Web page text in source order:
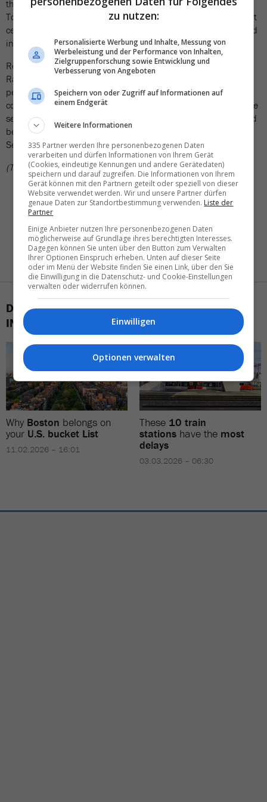
the new connection should be an exciting alternative – after all,
Toulouse is one of France's most important economic and tourist
centers. In addition, direct rail connections that were interrupted
in recent years are being restored.
Renfe is awaiting approval from the European Union Agency for
Railways (EUAR) to begin operations in Toulouse. Once the
permit is granted, on-board staff training and ticket sales will
commence. The official starting date for the new AVE route is the
second quarter of 2025. If demand is high, the connection could
be extended beyond the planned season from April to
September.
(TN)
DAS KÖNNTE SIE AUCH
INTERESSIEREN
Why Boston belongs on
your U.S. bucket List
11.02.2026 – 16:01
These 10 train
stations have the most
delays
03.03.2026 – 06:30
zu nutzen:
Personalisierte Werbung und Inhalte, Messung von
Werbeleistung und der Performance von Inhalten,
Zielgruppenforschung sowie Entwicklung und
Verbesserung von Angeboten
Speichern von oder Zugriff auf Informationen auf
einem Endgerät
Weitere Informationen
335 Partner werden Ihre personenbezogenen Daten
verarbeiten und dürfen Informationen von Ihrem Gerät
(Cookies, eindeutige Kennungen und andere Gerätedaten)
speichern und darauf zugreifen. Die Informationen von Ihrem
Gerät können mit den Partnern geteilt oder speziell von dieser
Website verwendet werden. Wir und unsere Partner dürfen
genaue Daten zur Standortbestimmung verwenden. Liste der
Partner
Einige Anbieter nutzen Ihre personenbezogenen Daten
möglicherweise auf Grundlage ihres berechtigten Interesses.
Dagegen können Sie unten über den Button zum Verwalten
Ihrer Optionen Einspruch erheben. Unten auf dieser Seite
oder im Menü der Website finden Sie einen Link, über den Sie
die Einwilligung in die Datenschutz- und Cookie-Einstellungen
verwalten oder widerrufen können.
Einwilligen
Optionen verwalten